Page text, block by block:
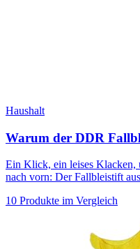
Haushalt
Warum der DDR
Ein Klick, ein leises
nach vorn: Der Fallbleistift
10 Produkte im Vergleich